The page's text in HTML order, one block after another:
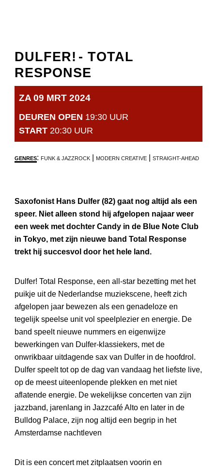
DULFER! - TOTAL
RESPONSE
ZA 09 MRT 2024
DEUREN OPEN 19:30 UUR
START 20:30 UUR
GENRES: FUNK & JAZZROCK MODERN CREATIVE STRAIGHT-AHEAD
Saxofonist Hans Dulfer (82) gaat nog altijd als een
speer. Niet alleen stond hij afgelopen najaar weer
een week met dochter Candy in de Blue Note Club
in Tokyo, met zijn nieuwe band Total Response
trekt hij succesvol door het hele land.
Dulfer! Total Response, een all-star bezetting met het
puikje uit de Nederlandse muziekscene, heeft zich
afgelopen jaar bewezen als een genadeloze en
tegelijk speelse unit vol speelplezier en energie. De
band speelt nieuwe nummers en eigenwijze
bewerkingen van Dulfer-klassiekers, met de
onwrikbaar uitdagende sax van Dulfer in de hoofdrol.
Dulfer speelt tot op de dag van vandaag het liefste live,
op de meest uiteenlopende plekken en met niet
aflatende energie. De wekelijkse concerten van zijn
jazzband, jarenlang in Jazzcafé Alto en later in de
Bulldog Palace, zijn nog altijd een begrip in het
Amsterdamse nachtleven
Dit is een concert met zitplaatsen voorin en